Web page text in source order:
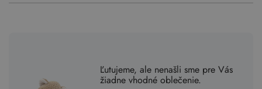
Ľutujeme, ale nenašli sme pre Vás
žiadne vhodné oblečenie.